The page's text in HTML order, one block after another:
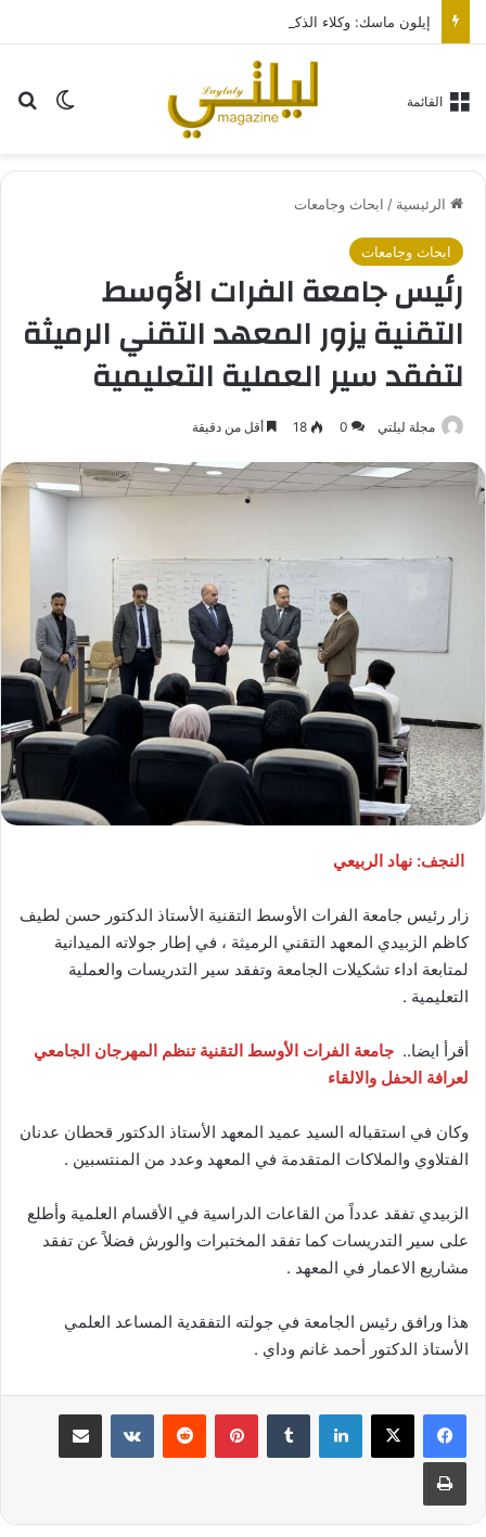
الوضع القائمة
الرئيسية / ابحاث وجامعات
ابحاث وجامعات
رئيس جامعة الفرات الأوسط
التقنية يزور المعهد التقني الرميثة
لتفقد سير العملية التعليمية
مجلة ليلتي 0
18 أقل من دقيقة
النجف: نهاد الربيعي
زار رئيس جامعة الفرات الأوسط التقنية الأستاذ الدكتور حسن لطيف
كاظم الزبيدي المعهد التقني الرميثة ، في إطار جولاته الميدانية
لمتابعة اداء تشكيلات الجامعة وتفقد سير التدريسات والعملية
التعليمية .
أقرأ ايضا.. جامعة الفرات الأوسط التقنية تنظم المهرجان الجامعي
لعرافة الحفل والالقاء
وكان في استقباله السيد عميد المعهد الأستاذ الدكتور قحطان عدنان
الفتلاوي والملاكات المتقدمة في المعهد وعدد من المنتسبين .
الزبيدي تفقد عدداً من القاعات الدراسية في الأقسام العلمية وأطلع
على سير التدريسات كما تفقد المختبرات والورش فضلاً عن تفقد
مشاريع الاعمار في المعهد .
هذا ورافق رئيس الجامعة في جولته التفقدية المساعد العلمي
الأستاذ الدكتور أحمد غانم وداي .
لينكدإن بينتيريست مشاركة عبر البريد
طباعة